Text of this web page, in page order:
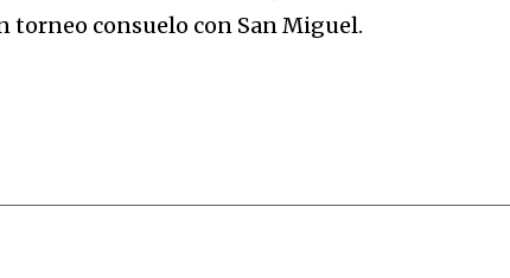
torneo consuelo con San Miguel.